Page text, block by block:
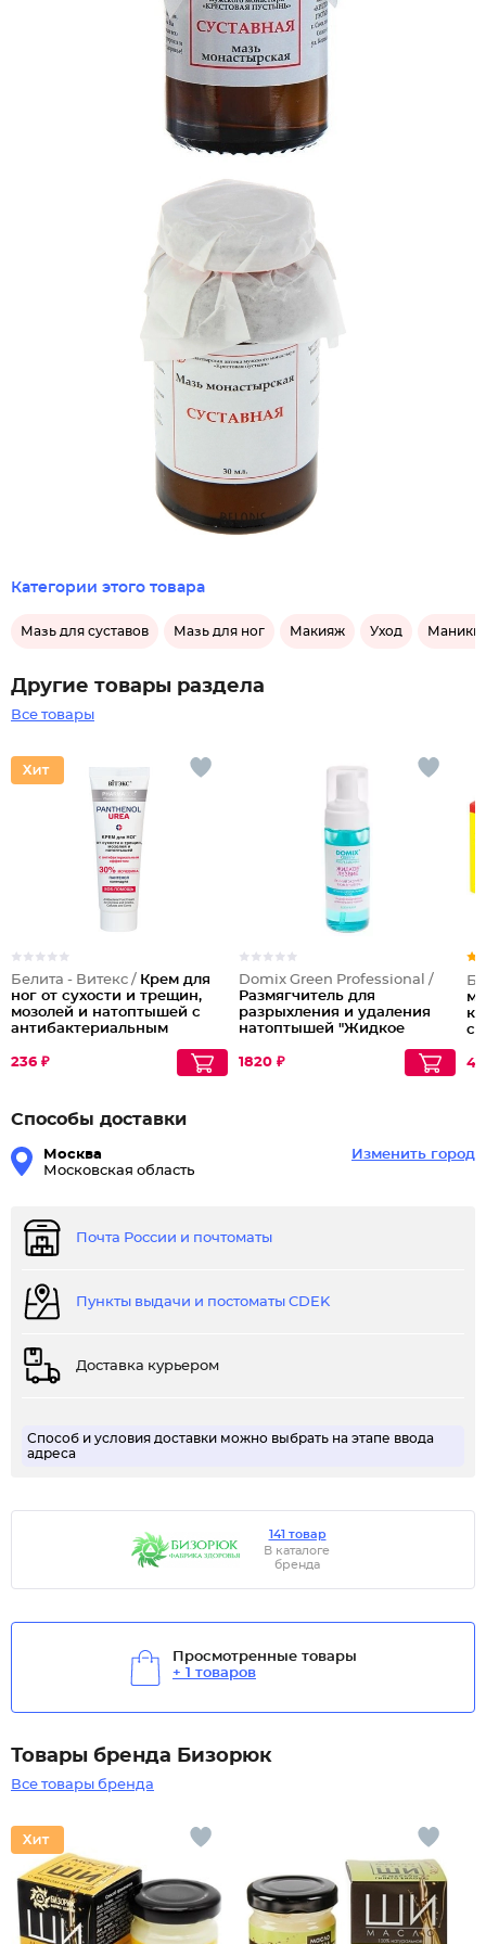
Категории этого товара
Мазь для суставов Мазь для ног Макияж Уход
Другие товары раздела
Все товары
Белита - Витекс / Крем для
ног от сухости и трещин,
мозолей и натоптышей с
антибактериальным
UREA
236 ₽
Domix Green Professional /
Размягчитель для
разрыхления и удаления
натоптышей "Жидкое
1820 ₽
Способы доставки
Москва
Московская область
Изменить город
Почта России и почтоматы
Пункты выдачи и постоматы CDEK
Доставка курьером
Способ и условия доставки можно выбрать на этапе ввода
адреса
141 товар
В каталоге
бренда
Просмотренные товары
+ 1 товаров
Товары бренда Бизорюк
Все товары бренда